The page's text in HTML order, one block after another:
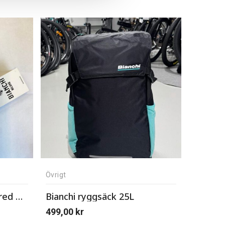
Bianchi Milano Remastered Glove
Övrigt
Bianchi ryggsäck 25L
499,00 kr